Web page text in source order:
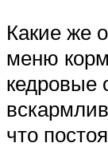
Какие же
меню
кедровые
что